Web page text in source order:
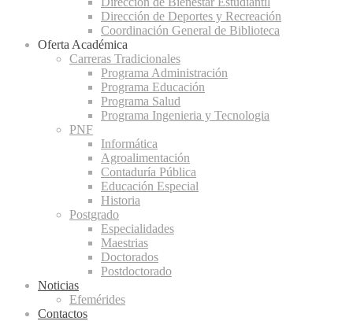
Dirección de Deportes y Recreación
Coordinación General de Biblioteca
Oferta Académica
Carreras Tradicionales
Programa Administración
Programa Educación
Programa Salud
Programa Ingenieria y Tecnologia
PNF
Informática
Agroalimentación
Contaduría Pública
Educación Especial
Historia
Postgrado
Especialidades
Maestrias
Doctorados
Postdoctorado
Noticias
Efemérides
Contactos